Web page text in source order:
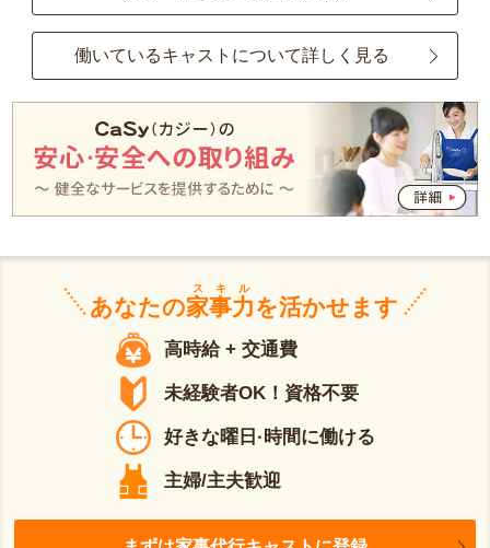
働いているキャストについて詳しく見る
あなたの家事力
スキル
を活かせます
高時給 + 交通費
未経験者OK！資格不要
好きな曜日·時間に働ける
主婦/主夫歓迎